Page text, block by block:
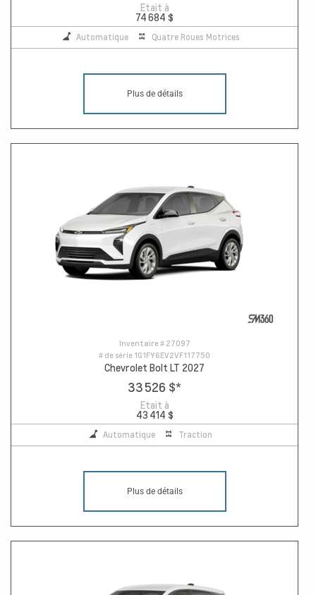
Etait à
74 684 $
Automatique Quatre Roues Motrices
Plus de détails
Inventaire # 27097
# de série 1G1FY6EV2VF117750
Chevrolet Bolt LT 2027
33 526 $*
Etait à
43 414 $
Automatique Traction
Plus de détails